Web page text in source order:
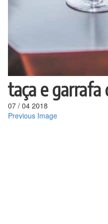
taça e garrafa
07 / 04 2018
Previous Image